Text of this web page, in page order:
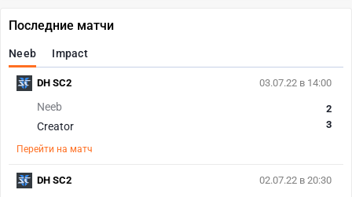
Последние матчи
Neeb Impact
03.07.22 в 14:00
Neeb
Creator
2
3
Перейти на матч
DH SC2
02.07.22 в 20:30
DH SC2